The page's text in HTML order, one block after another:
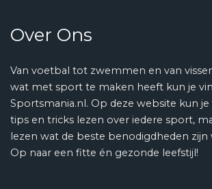
Over Ons
Van voetbal tot zwemmen en van
wat met sport te maken heeft kun je
Sportsmania.nl. Op deze website kun je
tips en tricks lezen over iedere sport,
lezen wat de beste benodigdheden zijn
Op naar een fitte én gezonde leefstijl!